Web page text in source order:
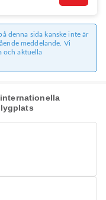
denna sida kanske inte är
meddelande. Vi
och aktuella